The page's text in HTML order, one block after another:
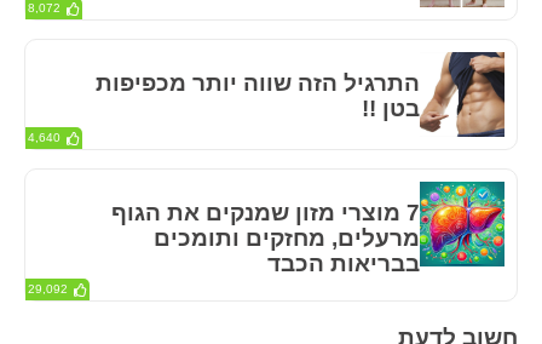
חשוב לדעת
8,072
התרגיל הזה שווה יותר מכפיפות
בטן !!
4,640
7 מוצרי מזון שמנקים את הגוף
מרעלים, מחזקים ותומכים
בבריאות הכבד
29,092